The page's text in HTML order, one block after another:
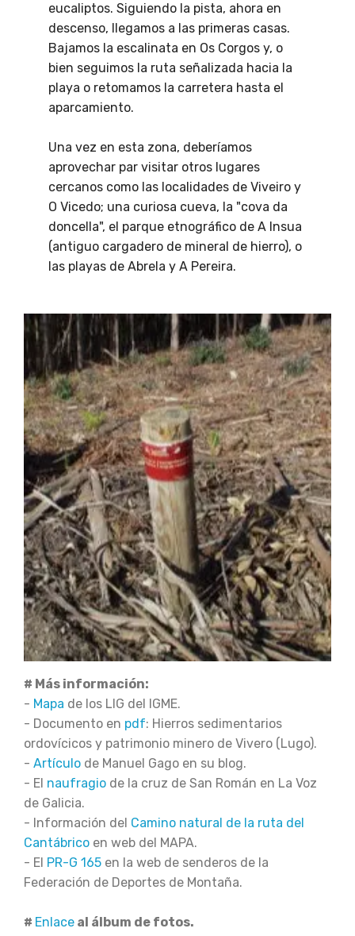
eucaliptos. Siguiendo la pista, ahora en
descenso, llegamos a las primeras casas.
Bajamos la escalinata en Os Corgos y, o
bien seguimos la ruta señalizada hacia la
playa o retomamos la carretera hasta el
aparcamiento.
Una vez en esta zona, deberíamos
aprovechar par visitar otros lugares
cercanos como las localidades de Viveiro y
O Vicedo; una curiosa cueva, la "cova da
doncella", el parque etnográfico de A Insua
(antiguo cargadero de mineral de hierro), o
las playas de Abrela y A Pereira.
# Más información:
- Mapa de los LIG del IGME.
- Documento en pdf: Hierros sedimentarios
ordovícicos y patrimonio minero de Vivero (Lugo).
- Artículo de Manuel Gago en su blog.
- El naufragio de la cruz de San Román en La Voz
de Galicia.
- Información del Camino natural de la ruta del
Cantábrico en web del MAPA.
- El PR-G 165 en la web de senderos de la
Federación de Deportes de Montaña.
# Enlace al álbum de fotos.